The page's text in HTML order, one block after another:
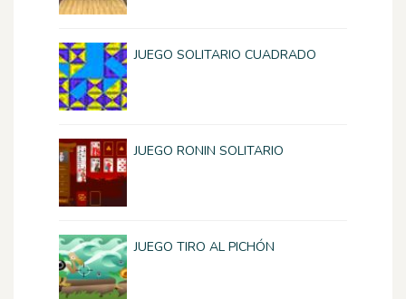
JUEGO SOLITARIO CUADRADO
JUEGO RONIN SOLITARIO
JUEGO TIRO AL PICHÓN